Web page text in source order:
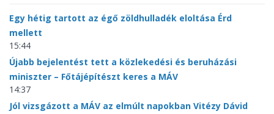
Egy hétig tartott az égő zöldhulladék eloltása Érd
mellett
15:44
Újabb bejelentést tett a közlekedési és beruházási
miniszter – Főtájépítészt keres a MÁV
14:37
Jól vizsgázott a MÁV az elmúlt napokban Vitézy Dávid